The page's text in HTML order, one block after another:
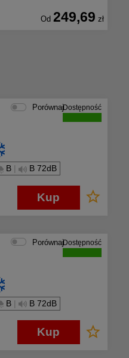
Od 249,69 zł
PorównajDostępność
B | B 72dB
Kup
PorównajDostępność
B | B 72dB
Kup